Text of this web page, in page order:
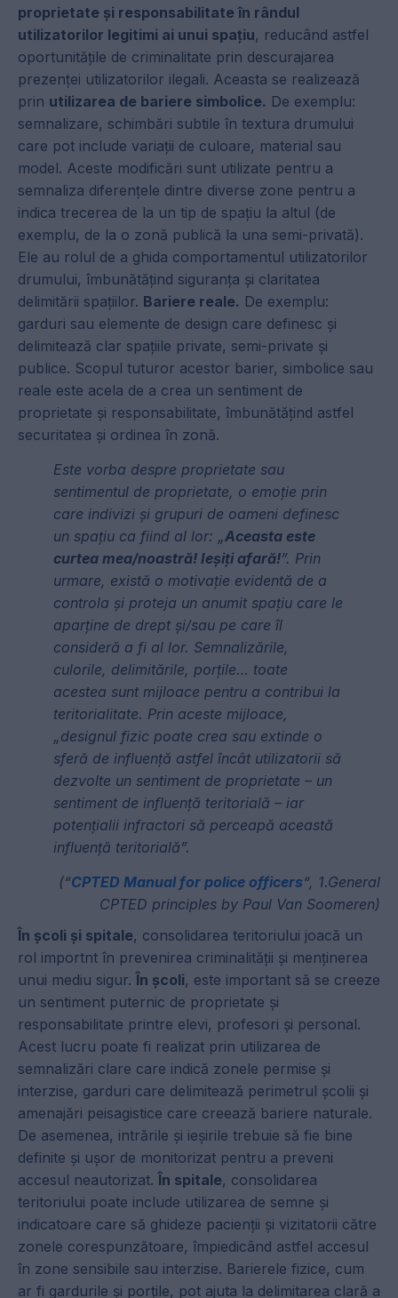
proprietate și responsabilitate în rândul
utilizatorilor legitimi ai unui spațiu, reducând astfel
oportunitățile de criminalitate prin descurajarea
prezenței utilizatorilor ilegali. Aceasta se realizează
prin utilizarea de bariere simbolice. De exemplu:
semnalizare, schimbări subtile în textura drumului
care pot include variații de culoare, material sau
model. Aceste modificări sunt utilizate pentru a
semnaliza diferențele dintre diverse zone pentru a
indica trecerea de la un tip de spațiu la altul (de
exemplu, de la o zonă publică la una semi-privată).
Ele au rolul de a ghida comportamentul utilizatorilor
drumului, îmbunătățind siguranța și claritatea
delimitării spațiilor. Bariere reale. De exemplu:
garduri sau elemente de design care definesc și
delimitează clar spațiile private, semi-private și
publice. Scopul tuturor acestor barier, simbolice sau
reale este acela de a crea un sentiment de
proprietate și responsabilitate, îmbunătățind astfel
securitatea și ordinea în zonă.
Este vorba despre proprietate sau
sentimentul de proprietate, o emoție prin
care indivizi și grupuri de oameni definesc
un spațiu ca fiind al lor: „Aceasta este
curtea mea/noastră! Ieșiți afară!”. Prin
urmare, există o motivație evidentă de a
controla și proteja un anumit spațiu care le
aparține de drept și/sau pe care îl
consideră a fi al lor. Semnalizările,
culorile, delimitările, porțile… toate
acestea sunt mijloace pentru a contribui la
teritorialitate. Prin aceste mijloace,
„designul fizic poate crea sau extinde o
sferă de influență astfel încât utilizatorii să
dezvolte un sentiment de proprietate – un
sentiment de influență teritorială – iar
potențialii infractori să perceapă această
influență teritorială”.
(“CPTED Manual for police officers“, 1.General
CPTED principles by Paul Van Soomeren)
În școli și spitale, consolidarea teritoriului joacă un
rol importnt în prevenirea criminalității și menținerea
unui mediu sigur. În școli, este important să se creeze
un sentiment puternic de proprietate și
responsabilitate printre elevi, profesori și personal.
Acest lucru poate fi realizat prin utilizarea de
semnalizări clare care indică zonele permise și
interzise, garduri care delimitează perimetrul școlii și
amenajări peisagistice care creează bariere naturale.
De asemenea, intrările și ieșirile trebuie să fie bine
definite și ușor de monitorizat pentru a preveni
accesul neautorizat. În spitale, consolidarea
teritoriului poate include utilizarea de semne și
indicatoare care să ghideze pacienții și vizitatorii către
zonele corespunzătoare, împiedicând astfel accesul
în zone sensibile sau interzise. Barierele fizice, cum
ar fi gardurile și porțile, pot ajuta la delimitarea clară a